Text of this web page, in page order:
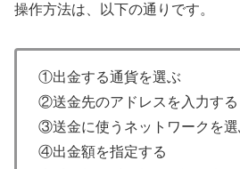
操作方法は、以下の通りです。
①出金する通貨を選ぶ
②送金先のアドレスを入力する
③送金に使うネットワークを選
④出金額を指定する